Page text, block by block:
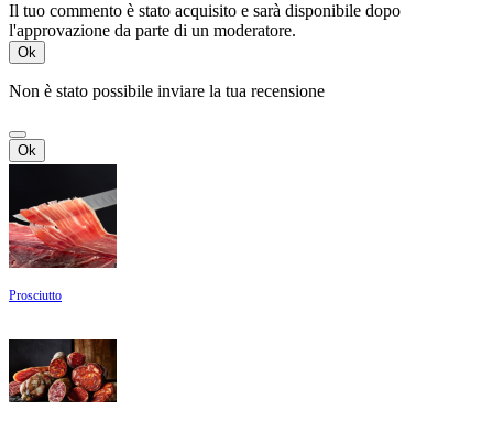
Il tuo commento è stato acquisito e sarà disponibile dopo
l'approvazione da parte di un moderatore.
Ok
Non è stato possibile inviare la tua recensione
Ok
Prosciutto